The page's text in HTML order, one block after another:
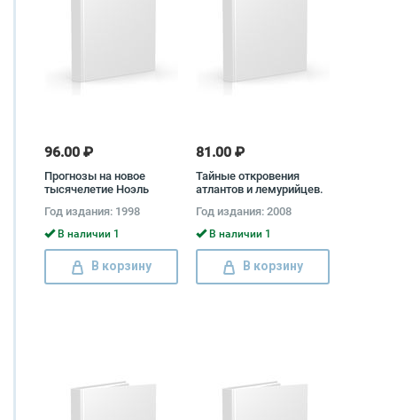
96.00 ₽
Прогнозы на новое
тысячелетие Ноэль
Год издания: 1998
В наличии 1
В корзину
81.00 ₽
Тайные откровения
атлантов и лемурийцев.
экспдиции Рушеля
Блаво Мишель Мессинг,
Рушель Блаво
Год издания: 2008
В наличии 1
В корзину